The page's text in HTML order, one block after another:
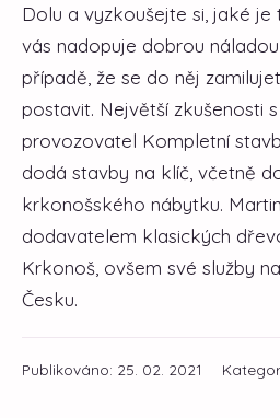
Dolu a vyzkoušejte si, jaké
vás nadopuje dobrou
případě, že se do něj
postavit. Největší zkušenosti
provozovatel Kompletní
dodá stavby na klíč, včetně
krkonošského nábytku.
dodavatelem klasických
Krkonoš, ovšem své služby
Česku.
Publikováno: 25. 02. 2021